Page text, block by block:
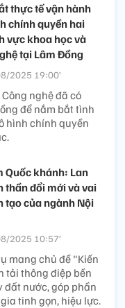
thực tế vận hành
chính quyền hai
vực khoa học và
tại Lâm Đồng
2025 19:00’
nghệ đã có
để nắm bắt tình
hình chính quyền
Quốc khánh: Lan
thần đổi mới và vai
tạo của ngành Nội
2025 10:57’
mang chủ đề "Kiến
tải thông điệp bền
đất nước, góp phần
tinh gọn, hiệu lực.